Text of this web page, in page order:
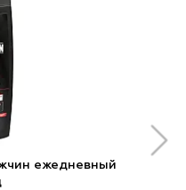
ежедневный